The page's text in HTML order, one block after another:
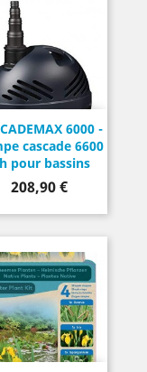
6000 -
cascade 6600
pour bassins
Prix
208,90 €